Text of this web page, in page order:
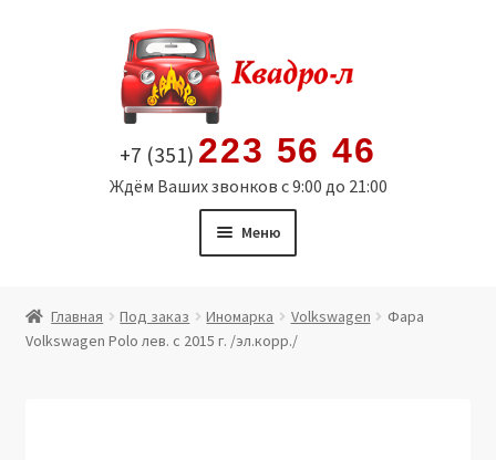
содержимому
+7 (351) 223 56 46
Ждём Ваших звонков с 9:00 до 21:00
Меню
Витрина
Главная Под заказ Иномарка Volkswagen
Фара
Volkswagen Polo лев. с 2015 г. /эл.корр./